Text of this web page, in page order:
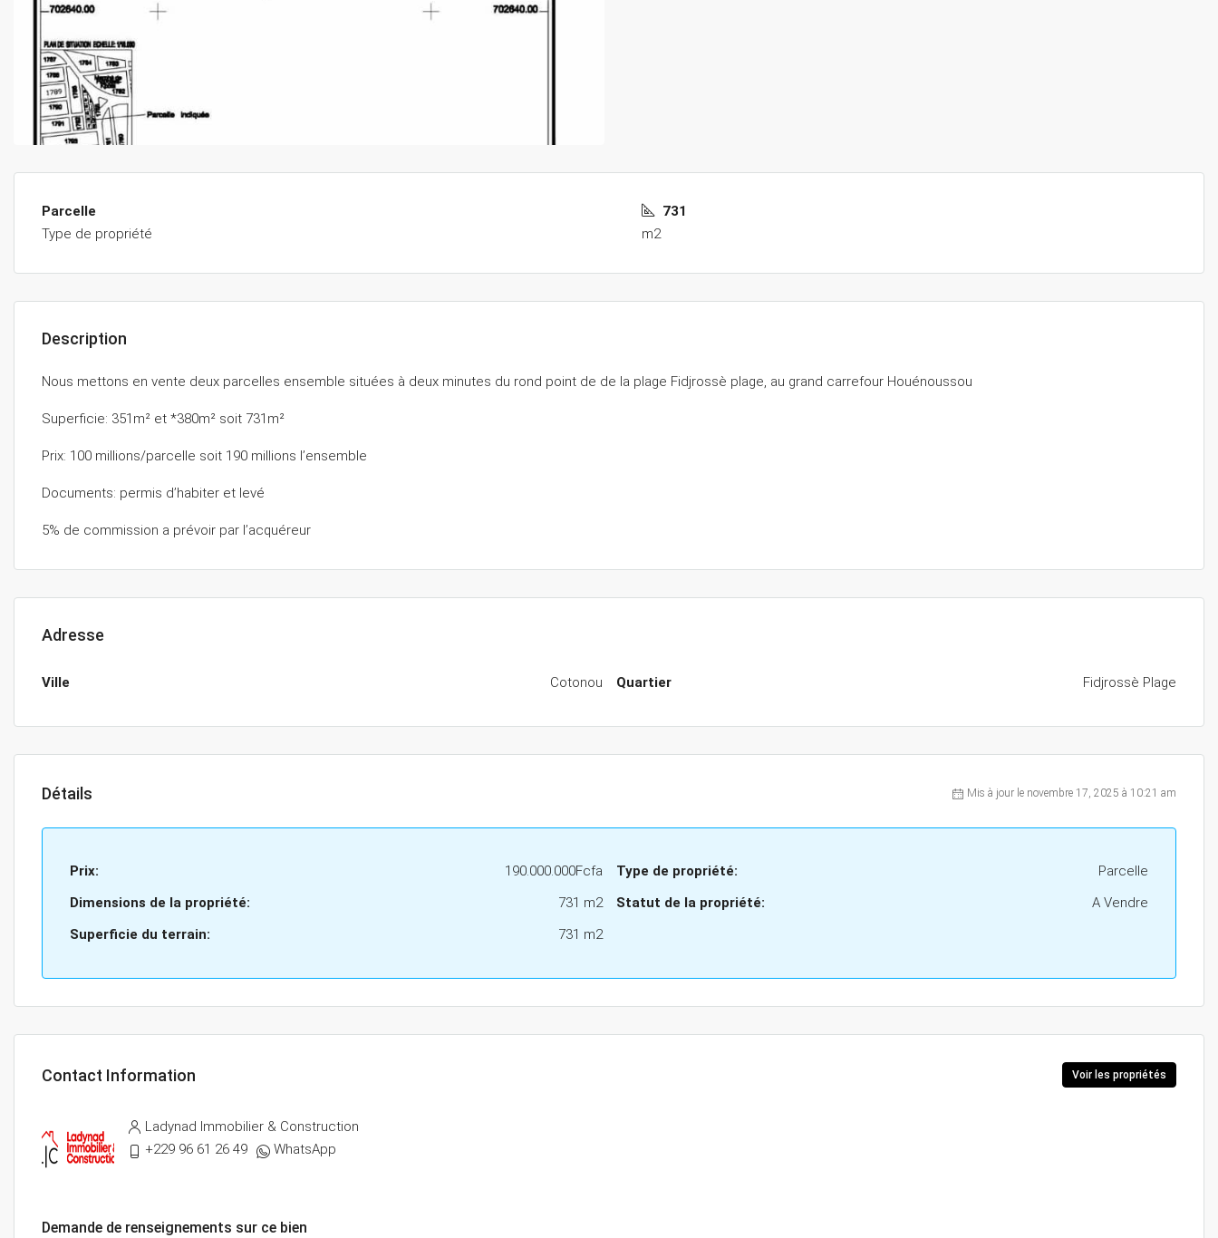
Parcelle
Type de propriété
731
m2
Description
Nous mettons en vente deux parcelles ensemble situées à deux minutes du rond point de de la plage Fidjrossè plage, au grand carrefour Houénoussou
Superficie: 351m² et *380m² soit 731m²
Prix: 100 millions/parcelle soit 190 millions l’ensemble
Documents: permis d’habiter et levé
5% de commission a prévoir par l’acquéreur
Adresse
Ville Cotonou Quartier Fidjrossè Plage
Détails Mis à jour le novembre 17, 2025 à 10:21 am
Prix:
190.000.000Fcfa
Dimensions de la propriété:
731 m2
Superficie du terrain:
731 m2
Type de propriété:
Parcelle
Statut de la propriété:
A Vendre
Contact Information Voir les propriétés
Ladynad Immobilier & Construction
+229 96 61 26 49
WhatsApp
Demande de renseignements sur ce bien